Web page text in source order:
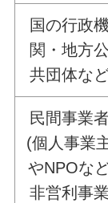
国の行政機
関・地方公
共団体な
民間事業
(個人事業
やNPOな
非営利事業